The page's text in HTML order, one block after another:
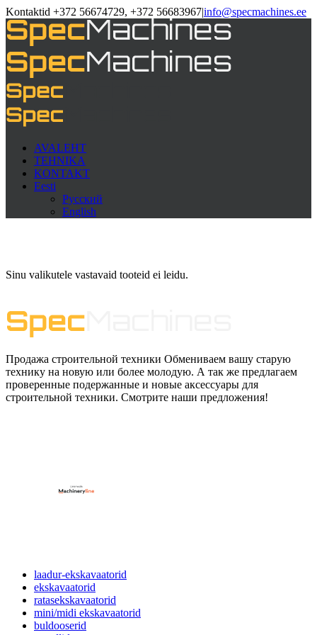
Kontaktid +372 56674729, +372 56683967|info@specmachines.ee
AVALEHT
TEHNIKA
KONTAKT
Eesti
Русский
English
Sinu valikutele vastavaid tooteid ei leidu.
Продажа строительной техники Обмениваем вашу старую
технику на новую или более молодую. А так же предлагаем
проверенные подержанные и новые аксессуары для
строительной техники. Смотрите наши предложения!
laadur-ekskavaatorid
ekskavaatorid
ratasekskavaatorid
mini/midi ekskavaatorid
buldooserid